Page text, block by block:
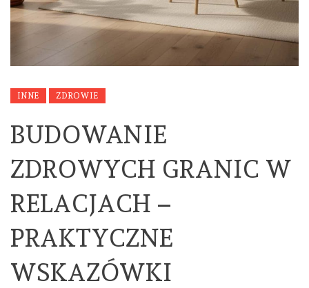
INNE ZDROWIE
BUDOWANIE
ZDROWYCH GRANIC W
RELACJACH –
PRAKTYCZNE
WSKAZÓWKI